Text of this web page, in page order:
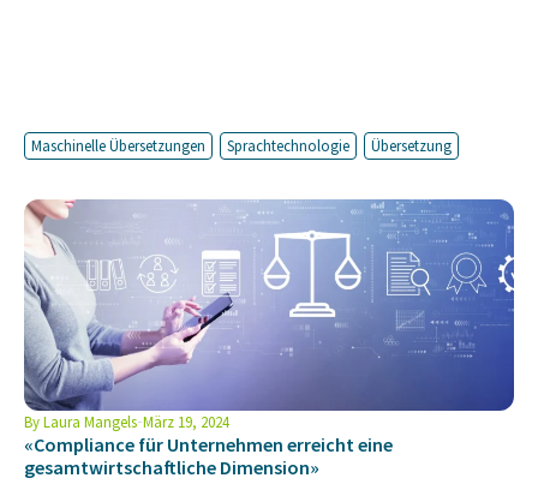
Maschinelle Übersetzungen Sprachtechnologie Übersetzung
ByLaura Mangels März 19, 2024
«Compliance für Unternehmen erreicht eine
gesamtwirtschaftliche Dimension»